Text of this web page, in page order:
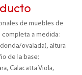
de muebles de
a medida:
ovalada), altura
de la base;
Calacatta Viola,